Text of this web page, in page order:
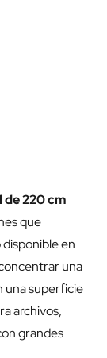
220 cm
que
en
una
una superficie
archivos,
grandes